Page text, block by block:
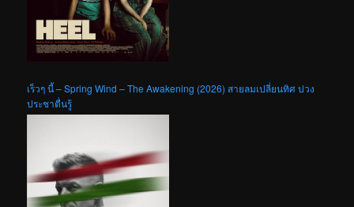
เร็วๆ นี้ – Spring Wind – The Awakening (2026) สายลมเปลี่ยนทิศ ปวง
ประชาตื่นรู้